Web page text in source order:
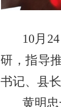
10月
研，指导
书记、县
黄明